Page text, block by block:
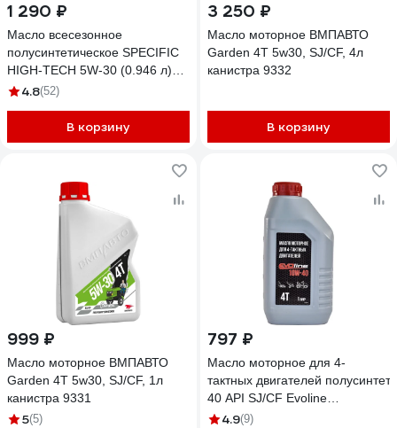
1 290 ₽
Масло всесезонное
полусинтетическое SPECIFIC
HIGH-TECH 5W-30 (0.946 л)
для 4-х тактных двигателей
4.8(52)
В корзину
3 250 ₽
Масло моторное ВМПАВТО
Garden 4Т 5w30, SJ/CF, 4л
канистра 9332
В корзину
999 ₽
Масло моторное ВМПАВТО
Garden 4Т 5w30, SJ/CF, 1л
канистра 9331
5(5)
797 ₽
Масло моторное для 4-
тактных двигателей
40 API SJ/CF Evoline
4TPS10EVO
4.9(9)